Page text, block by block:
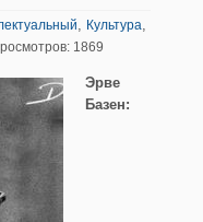
, Культура,
1869
Эрве
Базен: